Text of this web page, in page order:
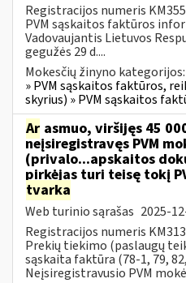
Registracijos numeris
PVM sąskaitos faktūros
Vadovaujantis Lietuvos
gegužės 29 d....
Mokesčių žinyno kategorijos:
» PVM sąskaitos faktūros,
skyrius) » PVM sąskaitos
Ar asmuo, viršijęs 45
neįsiregistravęs PVM
(privalo...apskaitos
pirkėjas turi teisę tokį
tvarka
Web turinio sąrašas 2025-
Registracijos numeris
Prekių tiekimo (paslaugų
sąskaita faktūra (78-1, 79,
Neįsiregistravusio PVM